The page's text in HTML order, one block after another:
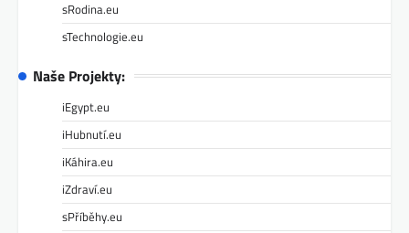
sRodina.eu
sTechnologie.eu
Naše Projekty:
iEgypt.eu
iHubnutí.eu
iKáhira.eu
iZdraví.eu
sPříběhy.eu